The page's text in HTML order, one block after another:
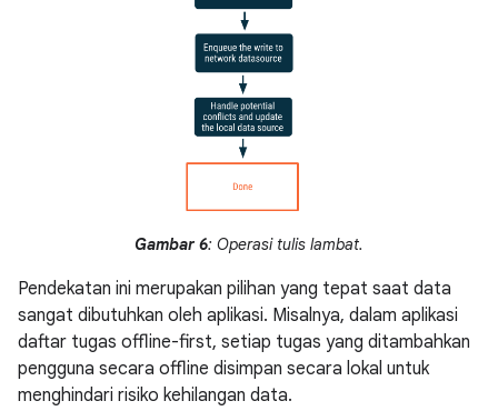
Gambar 6: Operasi tulis lambat.
Pendekatan ini merupakan pilihan yang tepat saat data
sangat dibutuhkan oleh aplikasi. Misalnya, dalam aplikasi
daftar tugas offline-first, setiap tugas yang ditambahkan
pengguna secara offline disimpan secara lokal untuk
menghindari risiko kehilangan data.